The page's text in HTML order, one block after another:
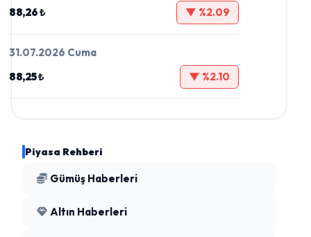
88,26 ₺
▼ %2.09
31.07.2026 Cuma
88,25 ₺
▼ %2.10
Piyasa Rehberi
Gümüş Haberleri
Altın Haberleri